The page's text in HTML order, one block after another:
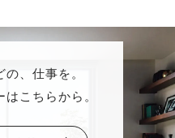
、仕事を。
こちらから。